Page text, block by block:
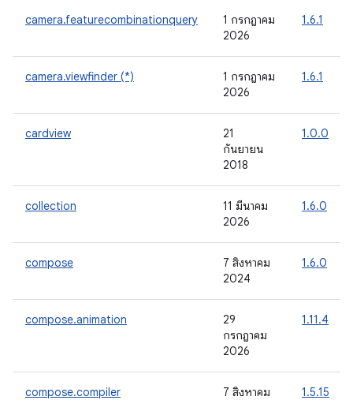
camera.featurecombinationquery
1 กรกฎาคม
2026
1.6.1
camera.viewfinder (*)
1 กรกฎาคม
2026
1.6.1
cardview
21
กันยายน
2018
1.0.0
collection
11 มีนาคม
2026
1.6.0
compose
7 สิงหาคม
2024
1.6.0
compose.animation
29
กรกฎาคม
2026
1.11.4
compose.compiler
7 สิงหาคม
1.5.15